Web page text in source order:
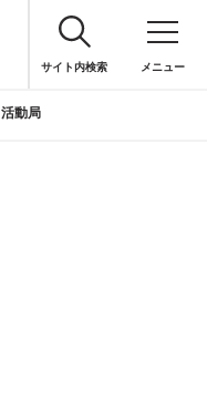
サイト内検索 メニュー
活動局